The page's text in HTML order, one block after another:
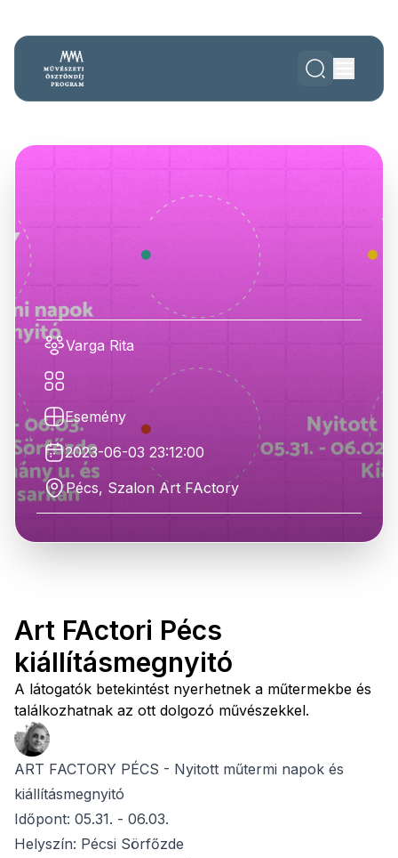
Varga Rita
Esemény
2023-06-03 23:12:00
Pécs, Szalon Art FActory
Art FActori Pécs
kiállításmegnyitó
A látogatók betekintést nyerhetnek a műtermekbe és
találkozhatnak az ott dolgozó művészekkel.
ART FACTORY PÉCS - Nyitott műtermi napok és
kiállításmegnyitó
Időpont: 05.31. - 06.03.
Helyszín: Pécsi Sörfőzde